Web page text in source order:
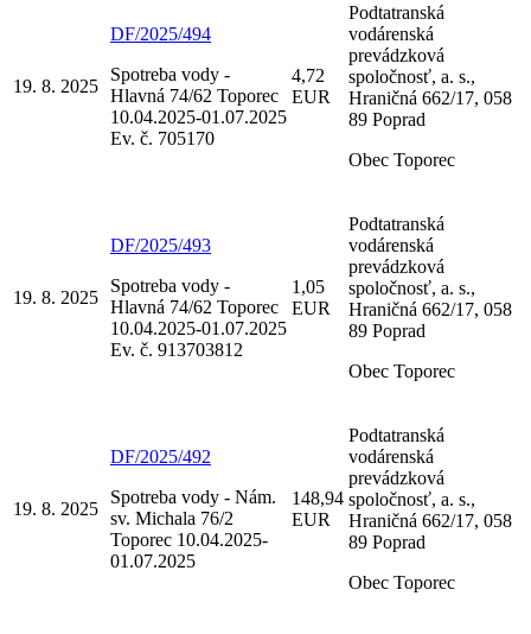
19. 8. 2025
DF/2025/494
Spotreba vody -
Hlavná 74/62 Toporec
10.04.2025-01.07.2025
Ev. č. 705170
4,72
EUR
Podtatranská
vodárenská
prevádzková
spoločnosť, a. s.,
Hraničná 662/17, 058
89 Poprad
Obec Toporec
19. 8. 2025
DF/2025/493
Spotreba vody -
Hlavná 74/62 Toporec
10.04.2025-01.07.2025
Ev. č. 913703812
1,05
EUR
Podtatranská
vodárenská
prevádzková
spoločnosť, a. s.,
Hraničná 662/17, 058
89 Poprad
Obec Toporec
19. 8. 2025
DF/2025/492
Spotreba vody - Nám.
sv. Michala 76/2
Toporec 10.04.2025-
01.07.2025
148,94
EUR
Podtatranská
vodárenská
prevádzková
spoločnosť, a. s.,
Hraničná 662/17, 058
89 Poprad
Obec Toporec